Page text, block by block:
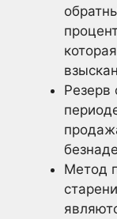
Резерв
Метод